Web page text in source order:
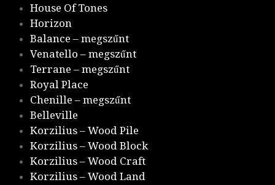
House Of Tones
Horizon
Balance – megszűnt
Venatello – megszűnt
Terrane – megszűnt
Royal Place
Chenille – megszűnt
Belleville
Korzilius – Wood Pile
Korzilius – Wood Block
Korzilius – Wood Craft
Korzilius – Wood Land